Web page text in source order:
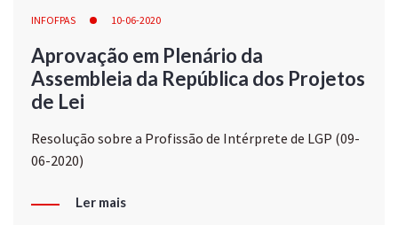
INFOFPAS 10-06-2020
Aprovação em Plenário da
Assembleia da República dos Projetos
de Lei
Resolução sobre a Profissão de Intérprete de LGP (09-
06-2020)
Ler mais